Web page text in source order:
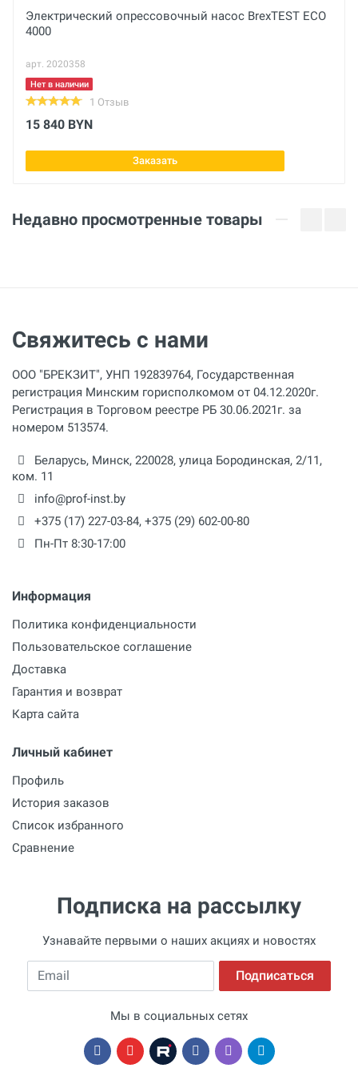
Объём
6.5 л
Электрический опрессовочный насос BrexTEST ECO
4000
арт. 2020358
Нет в наличии
1 Отзыв
15 840 BYN
Заказать
Недавно просмотренные товары
Свяжитесь с нами
ООО "БРЕКЗИТ", УНП 192839764, Государственная
регистрация Минским горисполкомом от 04.12.2020г.
Регистрация в Торговом реестре РБ 30.06.2021г. за
номером 513574.
Беларусь, Минск, 220028, улица Бородинская, 2/11,
ком. 11
info@prof-inst.by
+375 (17) 227-03-84, +375 (29) 602-00-80
Пн-Пт 8:30-17:00
Информация
Политика конфиденциальности
Пользовательское соглашение
Доставка
Гарантия и возврат
Карта сайта
Личный кабинет
Профиль
История заказов
Список избранного
Сравнение
Подписка на рассылку
Узнавайте первыми о наших акциях и новостях
Email Подписаться
Мы в социальных сетях